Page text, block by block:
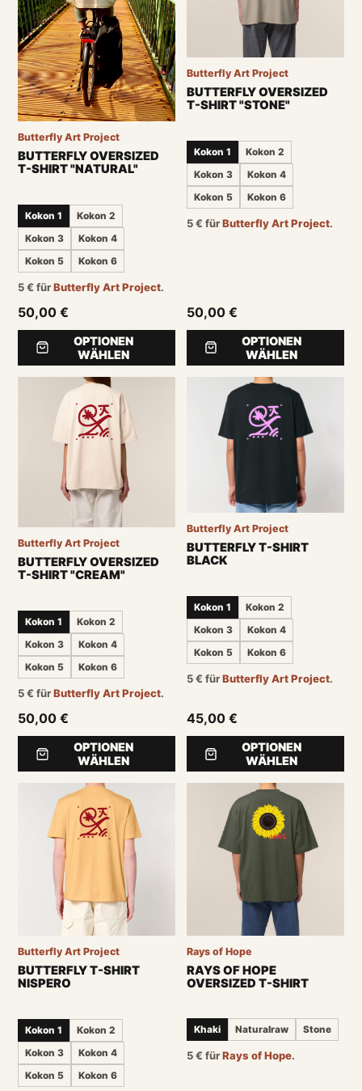
Butterfly Art Project
BUTTERFLY OVERSIZED
T-SHIRT "NATURAL"
Kokon 1
Kokon 2
Kokon 3
Kokon 4
Kokon 5
Kokon 6
5€für Butterfly Art Project.
50,00 €
OPTIONEN
WÄHLEN
Butterfly Art Project
BUTTERFLY OVERSIZED
T-SHIRT "STONE"
Kokon 1
Kokon 2
Kokon 3
Kokon 4
Kokon 5
Kokon 6
5€ fürButterfly Art Project.
50,00 €
OPTIONEN
WÄHLEN
Butterfly Art Project
BUTTERFLY OVERSIZED
T-SHIRT "CREAM"
Kokon 1
Kokon 2
Kokon 3
Kokon 4
Kokon 5
Kokon 6
5€für Butterfly Art Project.
50,00 €
OPTIONEN
WÄHLEN
Butterfly Art Project
BUTTERFLY T-SHIRT
BLACK
Kokon 1
Kokon 2
Kokon 3
Kokon 4
Kokon 5
Kokon 6
5€ fürButterfly Art Project.
45,00 €
OPTIONEN
WÄHLEN
Butterfly Art Project
BUTTERFLY T-SHIRT
NISPERO
Kokon 1
Kokon 2
Kokon 3
Kokon 4
Kokon 5
Kokon 6
Rays of Hope
RAYS OF HOPE
OVERSIZED T-SHIRT
Khaki Naturalraw Stone
5€ fürRays of Hope.